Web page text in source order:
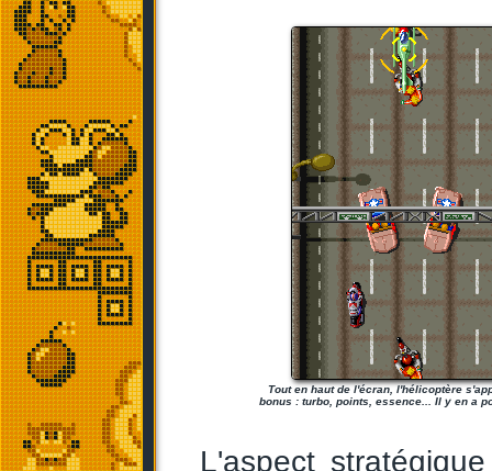
Tout en haut de l'écran, l'hélicoptère
bonus : turbo, points, essence... Il y en a
L'aspect